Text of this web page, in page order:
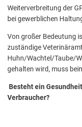
Weiterverbreitung der
bei gewerblichen
Von großer Bedeutung
zuständige
Huhn/Wachtel/Taube/
gehalten wird, muss
Besteht ein
Verbraucher?